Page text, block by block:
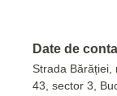
Date de
Strada Bărăției,
43, sector 3,